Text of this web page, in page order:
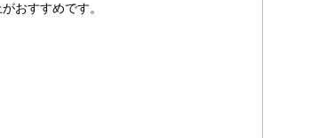
おすすめです。